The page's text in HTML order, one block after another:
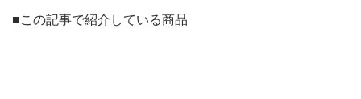
■この記事で紹介している商品